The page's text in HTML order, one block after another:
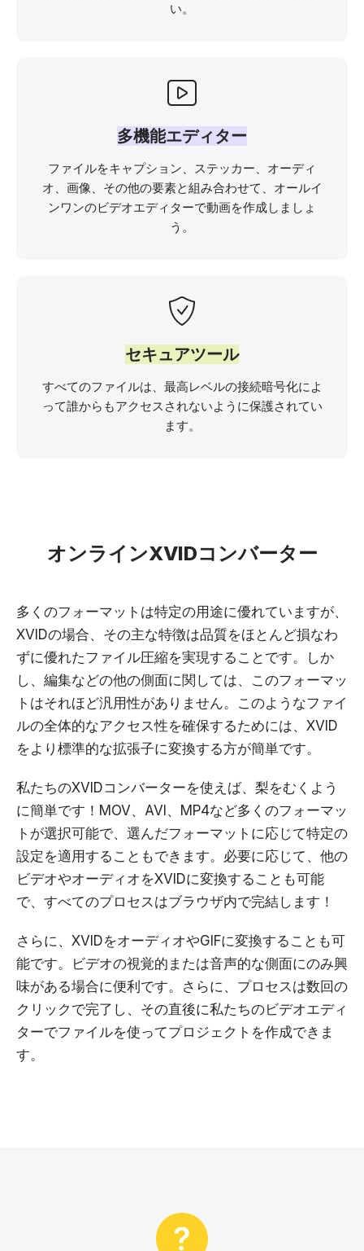
い。
多機能エディター
ファイルをキャプション、ステッカー、オーディ
オ、画像、その他の要素と組み合わせて、オールイ
ンワンのビデオエディターで動画を作成しましょ
う。
セキュアツール
すべてのファイルは、最高レベルの接続暗号化によ
って誰からもアクセスされないように保護されてい
ます。
オンラインXVIDコンバーター
多くのフォーマットは特定の用途に優れていますが、
XVIDの場合、その主な特徴は品質をほとんど損なわ
ずに優れたファイル圧縮を実現することです。しか
し、編集などの他の側面に関しては、このフォーマッ
トはそれほど汎用性がありません。このようなファイ
ルの全体的なアクセス性を確保するためには、XVID
をより標準的な拡張子に変換する方が簡単です。
私たちのXVIDコンバーターを使えば、梨をむくよう
に簡単です！MOV、AVI、MP4など多くのフォーマッ
トが選択可能で、選んだフォーマットに応じて特定の
設定を適用することもできます。必要に応じて、他の
ビデオやオーディオをXVIDに変換することも可能
で、すべてのプロセスはブラウザ内で完結します！
さらに、XVIDをオーディオやGIFに変換することも可
能です。ビデオの視覚的または音声的な側面にのみ興
味がある場合に便利です。さらに、プロセスは数回の
クリックで完了し、その直後に私たちのビデオエディ
ターでファイルを使ってプロジェクトを作成できま
す。